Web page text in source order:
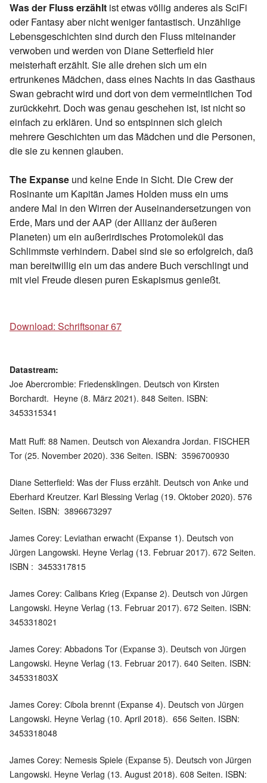
Was der Fluss erzählt ist etwas völlig anderes als SciFi
oder Fantasy aber nicht weniger fantastisch. Unzählige
Lebensgeschichten sind durch den Fluss miteinander
verwoben und werden von Diane Setterfield hier
meisterhaft erzählt. Sie alle drehen sich um ein
ertrunkenes Mädchen, dass eines Nachts in das Gasthaus
Swan gebracht wird und dort von dem vermeintlichen Tod
zurückkehrt. Doch was genau geschehen ist, ist nicht so
einfach zu erklären. Und so entspinnen sich gleich
mehrere Geschichten um das Mädchen und die Personen,
die sie zu kennen glauben.
The Expanse und keine Ende in Sicht. Die Crew der
Rosinante um Kapitän James Holden muss ein ums
andere Mal in den Wirren der Auseinandersetzungen von
Erde, Mars und der AAP (der Allianz der äußeren
Planeten) um ein außerirdisches Protomolekül das
Schlimmste verhindern. Dabei sind sie so erfolgreich, daß
man bereitwillig ein um das andere Buch verschlingt und
mit viel Freude diesen puren Eskapismus genießt.
Download: Schriftsonar 67
Datastream:
Joe Abercrombie: Friedensklingen. Deutsch von Kirsten
Borchardt. ‎ Heyne (8. März 2021). 848 Seiten. ISBN: ‎
3453315341
Matt Ruff: 88 Namen. Deutsch von Alexandra Jordan. FISCHER
Tor (25. November 2020). 336 Seiten. ISBN: ‎ 3596700930
Diane Setterfield: Was der Fluss erzählt. Deutsch von Anke und
Eberhard Kreutzer. Karl Blessing Verlag (19. Oktober 2020). 576
Seiten. ISBN: ‎ 3896673297
James Corey: Leviathan erwacht (Expanse 1). Deutsch von
Jürgen Langowski. Heyne Verlag (13. Februar 2017). 672 Seiten.
ISBN : ‎ 3453317815
James Corey: Calibans Krieg (Expanse 2). Deutsch von Jürgen
Langowski. Heyne Verlag (13. Februar 2017). 672 Seiten. ISBN: ‎
3453318021
James Corey: Abbadons Tor (Expanse 3). Deutsch von Jürgen
Langowski. Heyne Verlag (13. Februar 2017). 640 Seiten. ISBN: ‎
345331803X
James Corey: Cibola brennt (Expanse 4). Deutsch von Jürgen
Langowski. Heyne Verlag (10. April 2018). ‎ 656 Seiten. ISBN: ‎
3453318048
James Corey: Nemesis Spiele (Expanse 5). Deutsch von Jürgen
Langowski. Heyne Verlag (13. August 2018). 608 Seiten. ISBN: ‎